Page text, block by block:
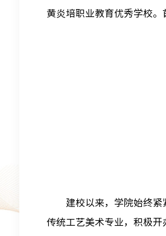
黄炎培职业教育优秀学校。
建校以来，学院始终
传统工艺美术专业，积极